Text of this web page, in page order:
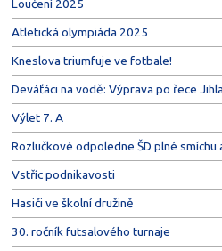
Loučení 2025
Atletická olympiáda 2025
Kneslova triumfuje ve fotbale!
Deváťáci na vodě: Výprava po řece
Výlet 7. A
Rozlučkové odpoledne ŠD plné smíchu
Vstříc podnikavosti
Hasiči ve školní družině
30. ročník futsalového turnaje